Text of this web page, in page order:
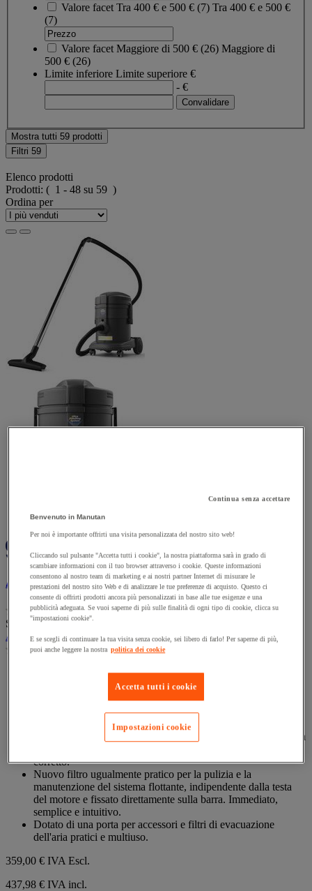
Valore facet Tra 400 € e 500 € (7) Tra 400 € e 500 €
(7)
Valore facet Maggiore di 500 € (26) Maggiore di
500 € (26)
Limite inferiore Limite superiore €
- €
Mostra tutti 59 prodotti
Filtri 59
Elenco prodotti
Prodotti: ( 1 - 48 su 59 )
Ordina per
Aspirapolvere e aspiraliquidi WD 22 P - Ghibli
(0)
su
5
stelle.
SKU : MIG46459649
Aspirapolvere e aspiraliquidi WD 22 P - Ghibli
(0)
Aspirapolvere e aspiraliquidi dotato di motore di nuova
generazione a efficacia e potenza elevate.
Dotato di nuovo sistema di filtrazione UFS (Ultra FilteRing
System) che, grazie all'anello di separazione speciale in
polipropilene, mantiene il filtro a cartuccia (classe M)
installato, garantendo le migliori prestazioni di aspirazione e la
corretto.
Nuovo filtro ugualmente pratico per la pulizia e la
manutenzione del sistema flottante, indipendente dalla testa
del motore e fissato direttamente sulla barra. Immediato,
semplice e intuitivo.
Dotato di una porta per accessori e filtri di evacuazione
dell'aria pratici e multiuso.
359,00 € IVA Escl.
437,98 € IVA incl.
Continua senza accettare
Benvenuto in Manutan
Per noi è importante offrirti una visita personalizzata del nostro sito web!
Cliccando sul pulsante "Accetta tutti i cookie", la nostra piattaforma sarà in grado di
scambiare informazioni con il tuo browser attraverso i cookie. Queste informazioni
consentono al nostro team di marketing e ai nostri partner Internet di misurare le
prestazioni del nostro sito Web e di analizzare le tue preferenze di acquisto. Questo ci
consente di offrirti prodotti ancora più personalizzati in base alle tue esigenze e una
pubblicità adeguata. Se vuoi saperne di più sulle finalità di ogni tipo di cookie, clicca su
"impostazioni cookie".
E se scegli di continuare la tua visita senza cookie, sei libero di farlo! Per saperne di più,
puoi anche leggere la nostra politica dei cookie
Accetta tutti i cookie
Impostazioni cookie